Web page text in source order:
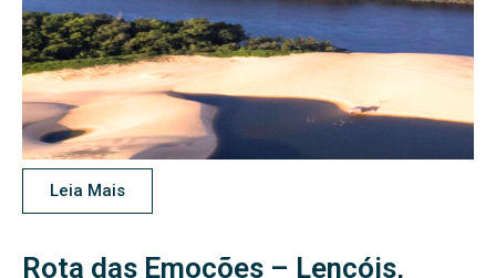
Leia Mais
Rota das Emoções – Lençóis,